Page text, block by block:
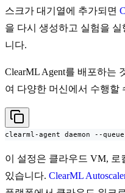
스크가 대기열에 추가되면
을 다시 생성하고 실험을
니다.
ClearML Agent를 배포하는
여 다양한 머신에서 수행할
clearml-agent daemon --queue
이 설정은 클라우드 VM, 로
있습니다. ClearML